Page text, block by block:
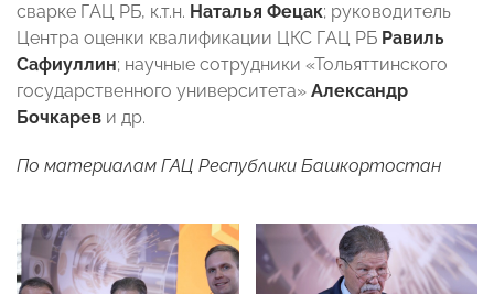
сварке ГАЦ РБ, к.т.н. Наталья Фецак; руководитель
Центра оценки квалификации ЦКС ГАЦ РБ Равиль
Сафиуллин; научные сотрудники «Тольяттинского
государственного университета» Александр
Бочкарев и др.
По материалам ГАЦ Республики Башкортостан